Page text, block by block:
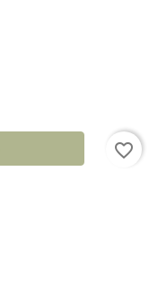
favorite_border